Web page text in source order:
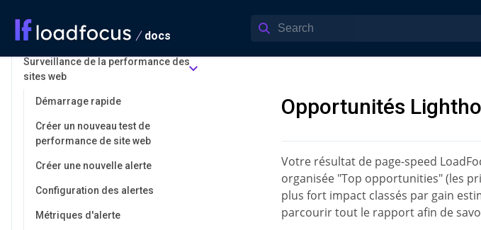
docs
Jenkins
Surveillance de la performance des
sites web
Démarrage rapide
Créer un nouveau test de
performance de site web
Créer une nouvelle alerte
Configuration des alertes
Métriques d'alerte
Opportunités
Votre résultat de page-speed
organisée "Top opportunities" (les
plus fort impact classés par gain
parcourir tout le rapport afin de